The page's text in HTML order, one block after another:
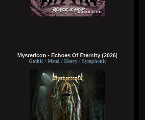
Mystericon - Echoes Of Eternity (2026)
Gothic / Metal / Heavy / Symphonic